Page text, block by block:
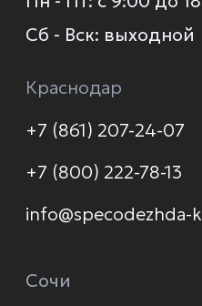
О компании
Политика конфиденциальности
Доставка и оплата
Контакты
Каталог